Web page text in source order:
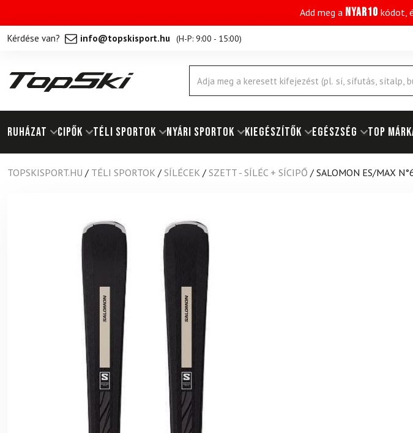
Add meg a NYAR10 kódot,
Kérdése van? info@topskisport.hu (H-P: 9:00 - 15:00)
Products
search
RUHÁZAT Cipők TÉLI SPORTOK NYÁRI SPORTOK KIEGÉSZÍTŐK EGÉSZSÉG Top
TOPSKISPORT.HU / TÉLI SPORTOK / SÍLÉCEK / SZETT - SÍLÉC + SÍCIPŐ / SALOMON ES/MAX